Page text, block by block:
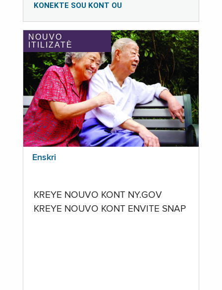
KONEKTE SOU KONT OU
NOUVO
ITILIZATÈ
Enskri
KREYE NOUVO KONT NY.GOV
KREYE NOUVO KONT ENVITE SNAP